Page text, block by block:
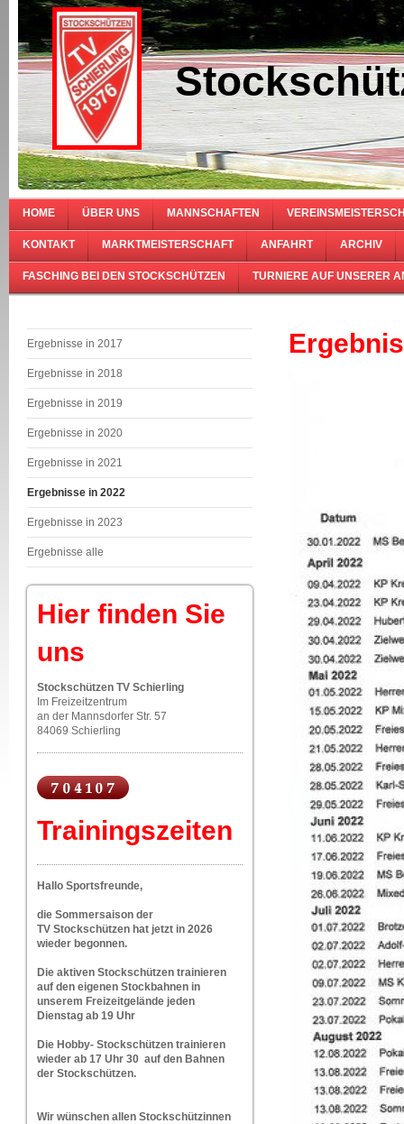
HOME ÜBER UNS MANNSCHAFTEN
KONTAKT MARKTMEISTERSCHAFT ANFAHRT ARCHIV
FASCHING BEI DEN STOCKSCHÜTZEN TURNIERE AUF UNSERER
Ergebnisse in 2017
Ergebnisse in 2018
Ergebnisse in 2019
Ergebnisse in 2020
Ergebnisse in 2021
Ergebnisse in 2022
Ergebnisse in 2023
Ergebnisse alle
Hier finden Sie
uns
Stockschützen TV Schierling
Im Freizeitzentrum
an der Mannsdorfer Str. 57
84069 Schierling
Trainingszeiten
Hallo Sportsfreunde,
die Sommersaison der
TV Stockschützen hat jetzt in 2026
wieder begonnen.
Die aktiven Stockschützen trainieren
auf den eigenen Stockbahnen in
unserem Freizeitgelände jeden
Dienstag ab 19 Uhr
Die Hobby- Stockschützen trainieren
wieder ab 17 Uhr 30 auf den Bahnen
der Stockschützen.
Wir wünschen allen Stockschützinnen